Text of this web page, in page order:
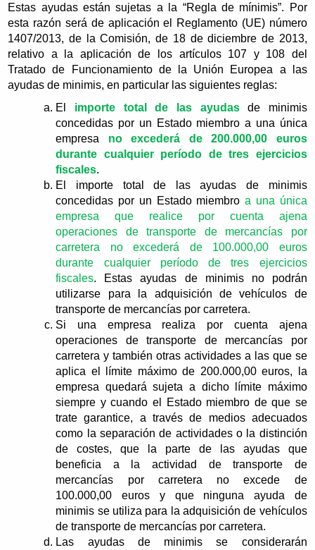
Estas ayudas están sujetas a la “Regla de mínimis”. Por
esta razón será de aplicación el Reglamento (UE) número
1407/2013, de la Comisión, de 18 de diciembre de 2013,
relativo a la aplicación de los artículos 107 y 108 del
Tratado de Funcionamiento de la Unión Europea a las
ayudas de minimis, en particular las siguientes reglas:
El importe total de las ayudasde minimis
concedidas por un Estado miembro a una única
empresa no excederá de 200.000,00 euros
durante cualquier período de tres ejercicios
fiscales.
El importe total de las ayudas de minimis
concedidas por un Estado miembroa una única
empresa que realice por cuenta ajena
operaciones de transporte de mercancías por
carretera no excederá de 100.000,00 euros
durante cualquier período de tres ejercicios
fiscales. Estas ayudas de minimis no podrán
utilizarse para la adquisición de vehículos de
transporte de mercancías por carretera.
Si una empresa realiza por cuenta ajena
operaciones de transporte de mercancías por
carretera y también otras actividades a las que se
aplica el límite máximo de 200.000,00 euros, la
empresa quedará sujeta a dicho límite máximo
siempre y cuando el Estado miembro de que se
trate garantice, a través de medios adecuados
como la separación de actividades o la distinción
de costes, que la parte de las ayudas que
beneficia a la actividad de transporte de
mercancías por carretera no excede de
100.000,00 euros y que ninguna ayuda de
minimis se utiliza para la adquisición de vehículos
de transporte de mercancías por carretera.
Las ayudas de minimis se considerarán